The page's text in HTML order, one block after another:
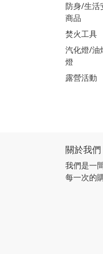
防身/生活
商品
焚火工具
汽化燈/油
燈
露營活動
關於我們
我們是一
每一次的